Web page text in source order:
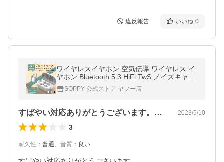
違反報告 いいね 0
ワイヤレスイヤホン 空気伝導 ワイヤレス イ
ヤホン Bluetooth 5.3 HiFi TwS ノイズキャン
耳掛け型 AAC/SBC 低遅延IPX6 爆買
SOPPY 公式ストア ヤフー店
すばやい対応ありがとうございます。音も… 2023/5/10
3
耐久性 ： 普通、 音質 ： 良い